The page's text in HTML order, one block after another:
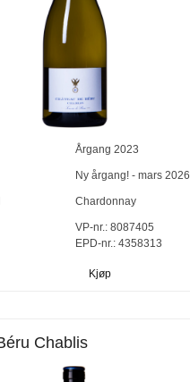
Årgang 2023
Ny årgang! - mars 2026
Chardonnay
VP-nr.:8087405
EPD-nr.: 4358313
Kjøp
Chablis